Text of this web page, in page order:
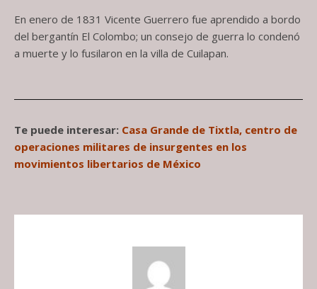
En enero de 1831 Vicente Guerrero fue aprendido a bordo
del bergantín El Colombo; un consejo de guerra lo condenó
a muerte y lo fusilaron en la villa de Cuilapan.
Te puede interesar: Casa Grande de Tixtla, centro de
operaciones militares de insurgentes en los
movimientos libertarios de México